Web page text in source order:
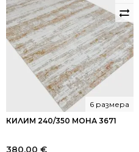
КИЛИМ 240/350 МОНА 3671
6 размера
380.00 €